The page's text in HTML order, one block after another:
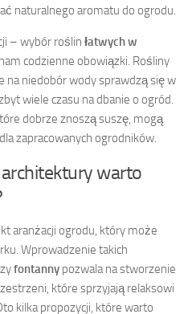
naturalnego aromatu do ogrodu.
– wybór roślin łatwych w
codzienne obowiązki. Rośliny
na niedobór wody sprawdzą się w
wiele czasu na dbanie o ogród.
dobrze znoszą suszę, mogą
zapracowanych ogrodników.
architektury warto
aranżacji ogrodu, który może
Wprowadzenie takich
fontanny pozwala na stworzenie
które sprzyjają relaksowi
kilka propozycji, które warto